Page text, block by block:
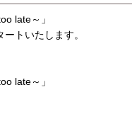
late～」
トいたします。
late～」